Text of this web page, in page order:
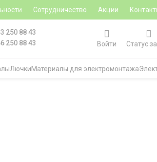
Сотрудничество Акции
250 88 43
250 88 43
Войти Статус
ЛючкиМатериалы для электромонтажа